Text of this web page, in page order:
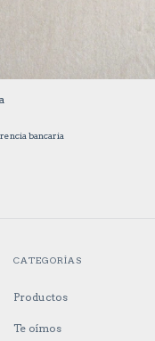
bancaria
CATEGORÍAS
Productos
Te oímos